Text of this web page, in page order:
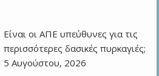
Eίναι οι ΑΠΕ υπεύθυνες για τις
περισσότερες δασικές πυρκαγιές;
5 Αυγούστου, 2026